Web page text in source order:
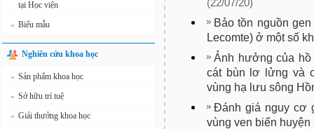
tại Học viện
» Biểu mẫu
Nghiên cứu khoa học
» Sản phẩm khoa học
» Sở hữu trí tuệ
» Giải thưởng khoa học
(22/07/20)
Bảo tồn nguồn
Lecomte) ở một số
Ảnh hưởng của
cát bùn lơ lửng và
vùng hạ lưu sông
Đánh giá nguy cơ
vùng ven biển